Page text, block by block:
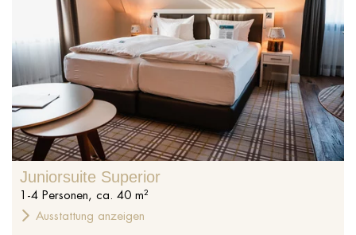
Juniorsuite Superior
1 -4 Personen, ca. 40 m²
Ausstattung anzeigen